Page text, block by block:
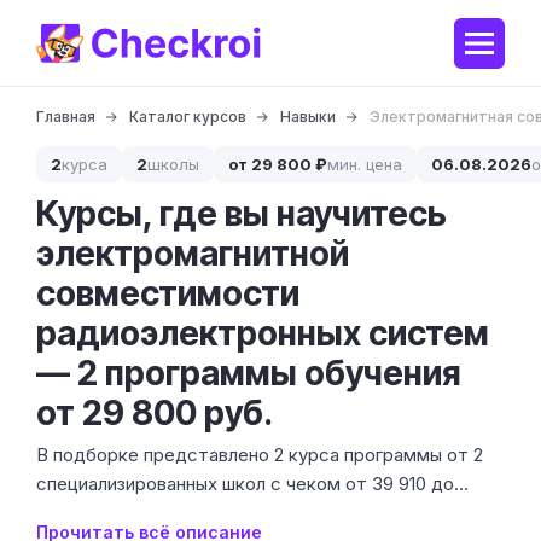
Главная Каталог курсов Навыки Электромагнитная
2курса 2школы от 29 800 ₽мин. цена 06.08.2026
Курсы, где вы научитесь
электромагнитной
совместимости
радиоэлектронных систем
— 2 программы обучения
от 29 800 руб.
В подборке представлено 2 курса программы от 2
специализированных школ с чеком от 39 910 до
Прочитать всё описание